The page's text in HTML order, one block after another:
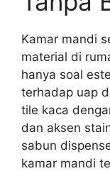
Kamar mandi
material di
hanya soal
terhadap uap
tile kaca
dan aksen
sabun
kamar mandi